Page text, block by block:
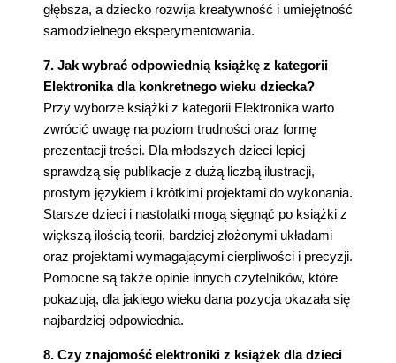
głębsza, a dziecko rozwija kreatywność i umiejętność
samodzielnego eksperymentowania.
7. Jak wybrać odpowiednią książkę z kategorii
Elektronika dla konkretnego wieku dziecka?
Przy wyborze książki z kategorii Elektronika warto
zwrócić uwagę na poziom trudności oraz formę
prezentacji treści. Dla młodszych dzieci lepiej
sprawdzą się publikacje z dużą liczbą ilustracji,
prostym językiem i krótkimi projektami do wykonania.
Starsze dzieci i nastolatki mogą sięgnąć po książki z
większą ilością teorii, bardziej złożonymi układami
oraz projektami wymagającymi cierpliwości i precyzji.
Pomocne są także opinie innych czytelników, które
pokazują, dla jakiego wieku dana pozycja okazała się
najbardziej odpowiednia.
8. Czy znajomość elektroniki z książek dla dzieci